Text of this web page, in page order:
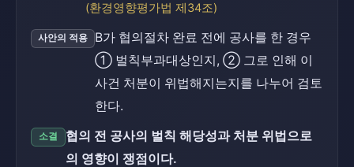
(환경영향평가법 제34조)
사안의 적용
B가 협의절차 완료 전에 공사를 한 경우
① 벌칙부과대상인지, ② 그로 인해 이
사건 처분이 위법해지는지를 나누어 검토
한다.
소결
협의 전 공사의 벌칙 해당성과 처분 위법으로
의 영향이 쟁점이다.